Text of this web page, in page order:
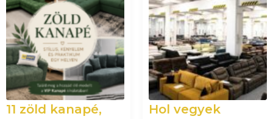
11 zöld kanapé,
Hol vegyek